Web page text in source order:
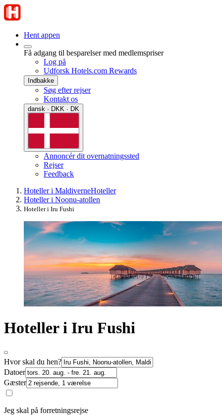
Hent appen
Få adgang til besparelser med medlemspriser
Log på
Udforsk Hotels.com Rewards
Indbakke
Søg efter rejser
Kontakt os
dansk · DKK · DK
Annoncér dit overnatningssted
Rejser
Feedback
Hoteller i MaldiverneHoteller
Hoteller i Noonu-atollen
Hoteller i Iru Fushi
Hoteller i Iru Fushi
Hvor skal du hen?
Datoer
Gæster
Jeg skal på forretningsrejse